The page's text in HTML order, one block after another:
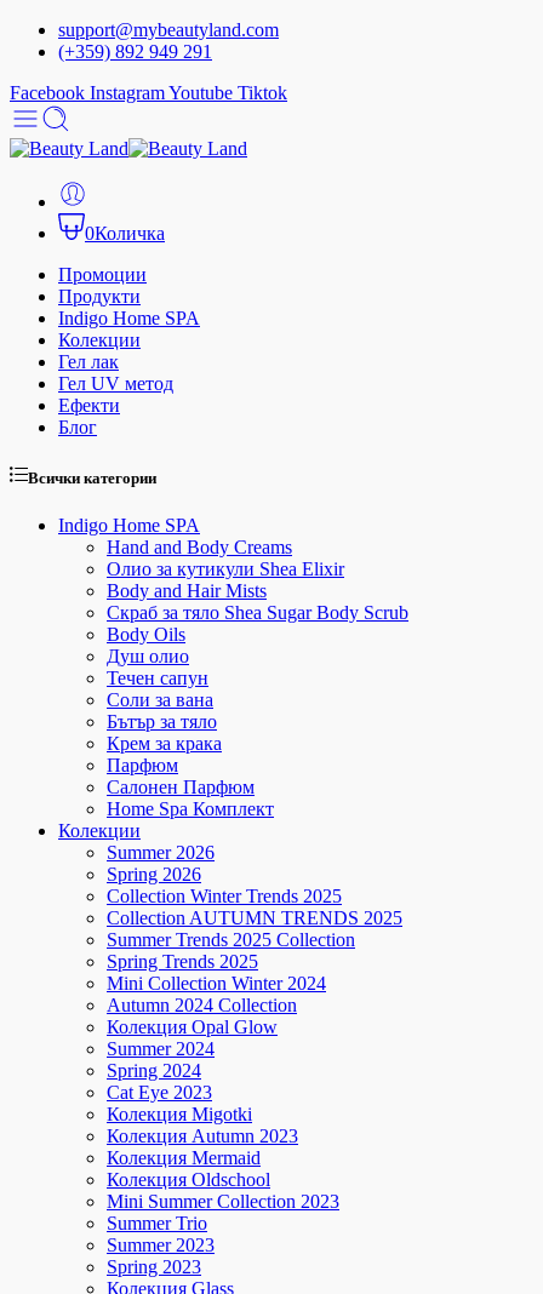
support@mybeautyland.com
(+359) 892 949 291
Facebook InstagramYoutube Tiktok
0Количка
Промоции
Продукти
Indigo Home SPA
Колекции
Гел лак
Гел UV метод
Ефекти
Блог
Всички категории
Indigo Home SPA
Hand and Body Creams
Олио за кутикули Shea Elixir
Body and Hair Mists
Скраб за тяло Shea Sugar Body Scrub
Body Oils
Душ олио
Течен сапун
Соли за вана
Бътър за тяло
Крем за крака
Парфюм
Салонен Парфюм
Home Spa Комплект
Колекции
Summer 2026
Spring 2026
Collection Winter Trends 2025
Collection AUTUMN TRENDS 2025
Summer Trends 2025 Collection
Spring Trends 2025
Mini Collection Winter 2024
Autumn 2024 Collection
Колекция Opal Glow
Summer 2024
Spring 2024
Cat Eye 2023
Колекция Migotki
Колекция Autumn 2023
Колекция Mermaid
Колекция Oldschool
Mini Summer Collection 2023
Summer Trio
Summer 2023
Spring 2023
Колекция Glass